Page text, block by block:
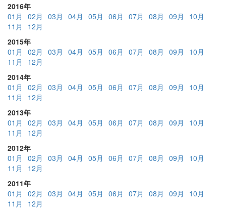
2016年
01月
02月 03月 04月 05月 06月 07月 08月 09月
10月
11月
12月
2015年
01月
02月 03月 04月 05月 06月 07月 08月 09月
10月
11月
12月
2014年
01月
02月 03月 04月 05月 06月 07月 08月 09月
10月
11月
12月
2013年
01月
02月 03月 04月 05月 06月 07月 08月 09月
10月
11月
12月
2012年
01月
02月 03月 04月 05月 06月 07月 08月 09月
10月
11月
12月
2011年
01月
02月 03月 04月 05月 06月 07月 08月 09月
10月
11月
12月